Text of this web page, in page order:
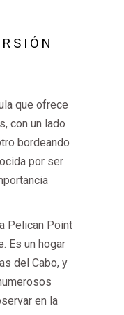
que ofrece
con un lado
bordeando
por ser
Pelican Point
Es un hogar
del Cabo, y
en la